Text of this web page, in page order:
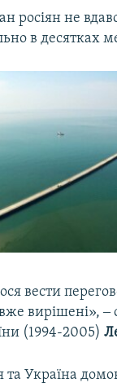
росіян не
в десятках
вести
вирішені», ‒
(1994-2005)
та Україна